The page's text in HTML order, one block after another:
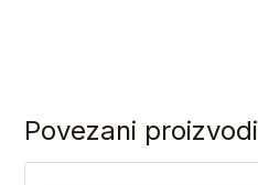
Povezani proizvodi